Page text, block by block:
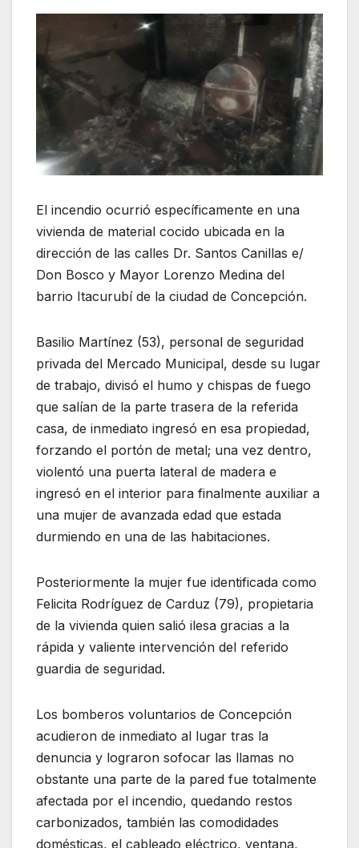
El incendio ocurrió específicamente en una
vivienda de material cocido ubicada en la
dirección de las calles Dr. Santos Canillas e/
Don Bosco y Mayor Lorenzo Medina del
barrio Itacurubí de la ciudad de Concepción.
Basilio Martínez (53), personal de seguridad
privada del Mercado Municipal, desde su lugar
de trabajo, divisó el humo y chispas de fuego
que salían de la parte trasera de la referida
casa, de inmediato ingresó en esa propiedad,
forzando el portón de metal; una vez dentro,
violentó una puerta lateral de madera e
ingresó en el interior para finalmente auxiliar a
una mujer de avanzada edad que estada
durmiendo en una de las habitaciones.
Posteriormente la mujer fue identificada como
Felicita Rodríguez de Carduz (79), propietaria
de la vivienda quien salió ilesa gracias a la
rápida y valiente intervención del referido
guardia de seguridad.
Los bomberos voluntarios de Concepción
acudieron de inmediato al lugar tras la
denuncia y lograron sofocar las llamas no
obstante una parte de la pared fue totalmente
afectada por el incendio, quedando restos
carbonizados, también las comodidades
domésticas, el cableado eléctrico, ventana,